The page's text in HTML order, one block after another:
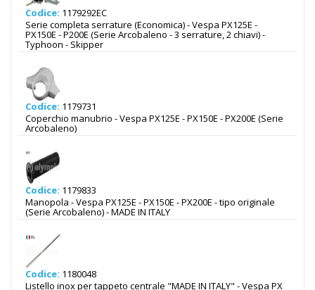
Codice: 1179292EC
Serie completa serrature (Economica) - Vespa PX125E -
PX150E - P200E (Serie Arcobaleno - 3 serrature, 2 chiavi) -
Typhoon - Skipper
Codice: 1179731
Coperchio manubrio - Vespa PX125E - PX150E - PX200E (Serie
Arcobaleno)
Codice: 1179833
Manopola - Vespa PX125E - PX150E - PX200E - tipo originale
(Serie Arcobaleno) - MADE IN ITALY
Codice: 1180048
Listello inox per tappeto centrale "MADE IN ITALY" - Vespa PX